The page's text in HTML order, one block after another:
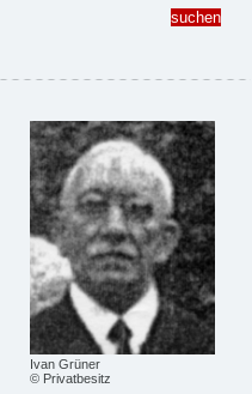
Ivan Grüner
© Privatbesitz